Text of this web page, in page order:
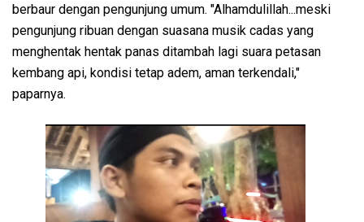
berbaur dengan pengunjung umum. "Alhamdulillah...meski
pengunjung ribuan dengan suasana musik cadas yang
menghentak hentak panas ditambah lagi suara petasan
kembang api, kondisi tetap adem, aman terkendali,"
paparnya.